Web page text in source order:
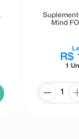
Mind
R$
1